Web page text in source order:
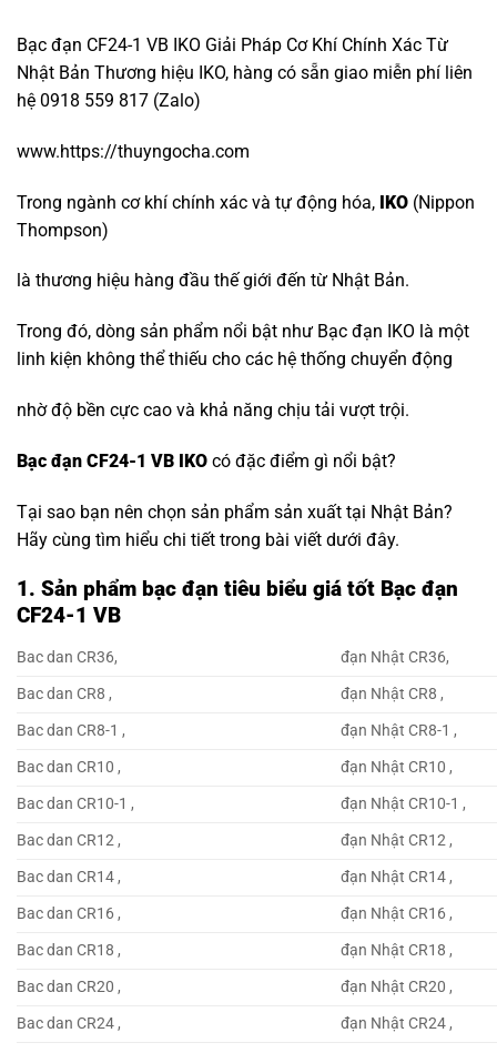
Bạc đạn CF24-1 VB IKO Giải Pháp Cơ Khí Chính Xác Từ
Nhật Bản Thương hiệu IKO, hàng có sẵn giao miễn phí liên
hệ 0918 559 817 (Zalo)
www.https://thuyngocha.com
Trong ngành cơ khí chính xác và tự động hóa, IKO (Nippon
Thompson)
là thương hiệu hàng đầu thế giới đến từ Nhật Bản.
Trong đó, dòng sản phẩm nổi bật như Bạc đạn IKO là một
linh kiện không thể thiếu cho các hệ thống chuyển động
nhờ độ bền cực cao và khả năng chịu tải vượt trội.
Bạc đạn CF24-1 VB IKO có đặc điểm gì nổi bật?
Tại sao bạn nên chọn sản phẩm sản xuất tại Nhật Bản?
Hãy cùng tìm hiểu chi tiết trong bài viết dưới đây.
1. Sản phẩm bạc đạn tiêu biểu giá tốt Bạc đạn
CF24-1 VB
Bac dan CR36,
đạn Nhật CR36,
Bac dan CR8 ,
đạn Nhật CR8 ,
Bac dan CR8-1 ,
đạn Nhật CR8-1 ,
Bac dan CR10 ,
đạn Nhật CR10 ,
Bac dan CR10-1 ,
đạn Nhật CR10-1 ,
Bac dan CR12 ,
đạn Nhật CR12 ,
Bac dan CR14 ,
đạn Nhật CR14 ,
Bac dan CR16 ,
đạn Nhật CR16 ,
Bac dan CR18 ,
đạn Nhật CR18 ,
Bac dan CR20 ,
đạn Nhật CR20 ,
Bac dan CR24 ,
đạn Nhật CR24 ,